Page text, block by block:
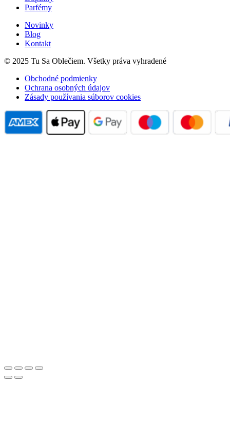
Parfémy
Novinky
Blog
Kontakt
© 2025 Tu Sa Oblečiem. Všetky práva vyhradené
Obchodné podmienky
Ochrana osobných údajov
Zásady používania súborov cookies